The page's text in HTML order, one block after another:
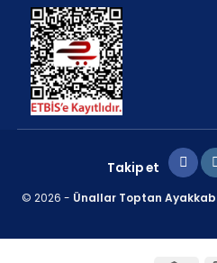
Takip et
© 2026 - Ünallar Toptan